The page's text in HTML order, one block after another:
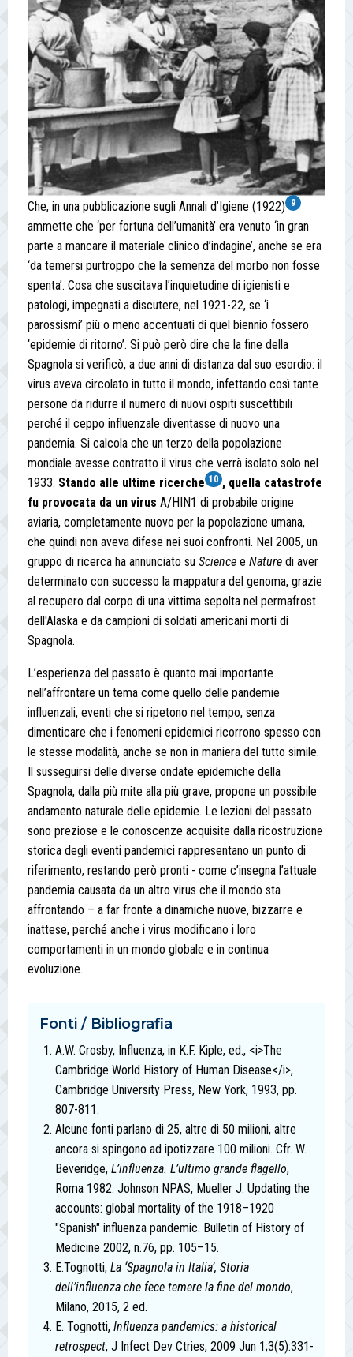
Che, in una pubblicazione sugli Annali d’Igiene (1922) 9
ammette che ‘per fortuna dell’umanità’ era venuto ‘in gran
parte a mancare il materiale clinico d’indagine’, anche se era
‘da temersi purtroppo che la semenza del morbo non fosse
spenta’. Cosa che suscitava l’inquietudine di igienisti e
patologi, impegnati a discutere, nel 1921-22, se ‘i
parossismi’ più o meno accentuati di quel biennio fossero
‘epidemie di ritorno’. Si può però dire che la fine della
Spagnola si verificò, a due anni di distanza dal suo esordio: il
virus aveva circolato in tutto il mondo, infettando così tante
persone da ridurre il numero di nuovi ospiti suscettibili
perché il ceppo influenzale diventasse di nuovo una
pandemia. Si calcola che un terzo della popolazione
mondiale avesse contratto il virus che verrà isolato solo nel
1933. Stando alle ultime ricerche 10 , quella catastrofe
fu provocata da un virus A/HIN1 di probabile origine
aviaria, completamente nuovo per la popolazione umana,
che quindi non aveva difese nei suoi confronti. Nel 2005, un
gruppo di ricerca ha annunciato su Science e Nature di aver
determinato con successo la mappatura del genoma, grazie
al recupero dal corpo di una vittima sepolta nel permafrost
dell'Alaska e da campioni di soldati americani morti di
Spagnola.
L’esperienza del passato è quanto mai importante
nell’affrontare un tema come quello delle pandemie
influenzali, eventi che si ripetono nel tempo, senza
dimenticare che i fenomeni epidemici ricorrono spesso con
le stesse modalità, anche se non in maniera del tutto simile.
Il susseguirsi delle diverse ondate epidemiche della
Spagnola, dalla più mite alla più grave, propone un possibile
andamento naturale delle epidemie. Le lezioni del passato
sono preziose e le conoscenze acquisite dalla ricostruzione
storica degli eventi pandemici rappresentano un punto di
riferimento, restando però pronti - come c’insegna l’attuale
pandemia causata da un altro virus che il mondo sta
affrontando – a far fronte a dinamiche nuove, bizzarre e
inattese, perché anche i virus modificano i loro
comportamenti in un mondo globale e in continua
evoluzione.
Fonti / Bibliografia
A.W. Crosby, Influenza, in K.F. Kiple, ed., <i>The
Cambridge World History of Human Disease</i>,
Cambridge University Press, New York, 1993, pp.
807-811.
Alcune fonti parlano di 25, altre di 50 milioni, altre
ancora si spingono ad ipotizzare 100 milioni. Cfr. W.
Beveridge, L’influenza. L’ultimo grande flagello,
Roma 1982. Johnson NPAS, Mueller J. Updating the
accounts: global mortality of the 1918–1920
"Spanish" influenza pandemic. Bulletin of History of
Medicine 2002, n.76, pp. 105–15.
E.Tognotti, La ‘Spagnola in Italia’, Storia
dell’influenza che fece temere la fine del mondo,
Milano, 2015, 2 ed.
E. Tognotti, Influenza pandemics: a historical
retrospect, J Infect Dev Ctries, 2009 Jun 1;3(5):331-